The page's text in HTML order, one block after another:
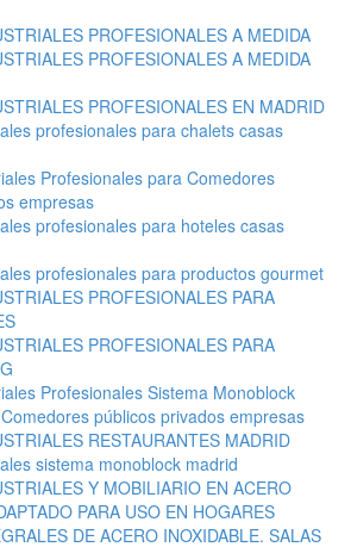
PROFESIONALES A MEDIDA
PROFESIONALES A MEDIDA
PROFESIONALES EN MADRID
profesionales para chalets casas
Profesionales para Comedores
empresas
profesionales para hoteles casas
profesionales para productos gourmet
PROFESIONALES PARA
PROFESIONALES PARA
Profesionales Sistema Monoblock
públicos privados empresas
RESTAURANTES MADRID
sistema monoblock madrid
Y MOBILIARIO EN ACERO
PARA USO EN HOGARES
DE ACERO INOXIDABLE. SALAS